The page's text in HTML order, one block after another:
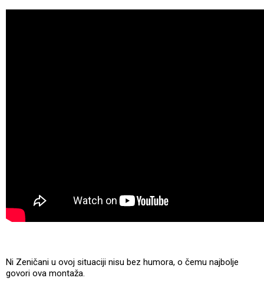
Ni Zeničani u ovoj situaciji nisu bez humora, o čemu najbolje
govori ova montaža.